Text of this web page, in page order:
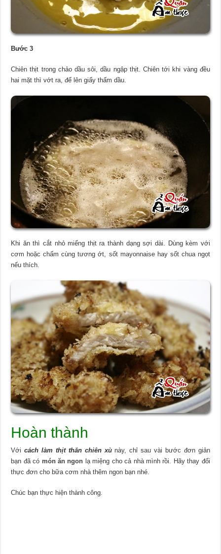
Bước 3
Chiên thịt trong chảo dầu sôi, dầu ngập thịt. Chiên tới khi vàng đều
hai mặt thì vớt ra, để lên giấy thấm dầu.
Khi ăn thì cắt nhỏ miếng thịt ra thành dạng sợi dài. Dùng kèm với
cơm hoặc chấm cùng tương ớt, sốt mayonnaise hay sốt chua ngọt
nếu thích.
Hoàn thành
Vớicách làm thịt thăn chiên xùnày, chỉ sau vài bước đơn giản
bạn đã có món ăn ngon lạ miệng cho cả nhà mình rồi. Hãy thay đổi
thực đơn cho bữa cơm nhà thêm ngon bạn nhé.
Chúc bạn thực hiện thành công.